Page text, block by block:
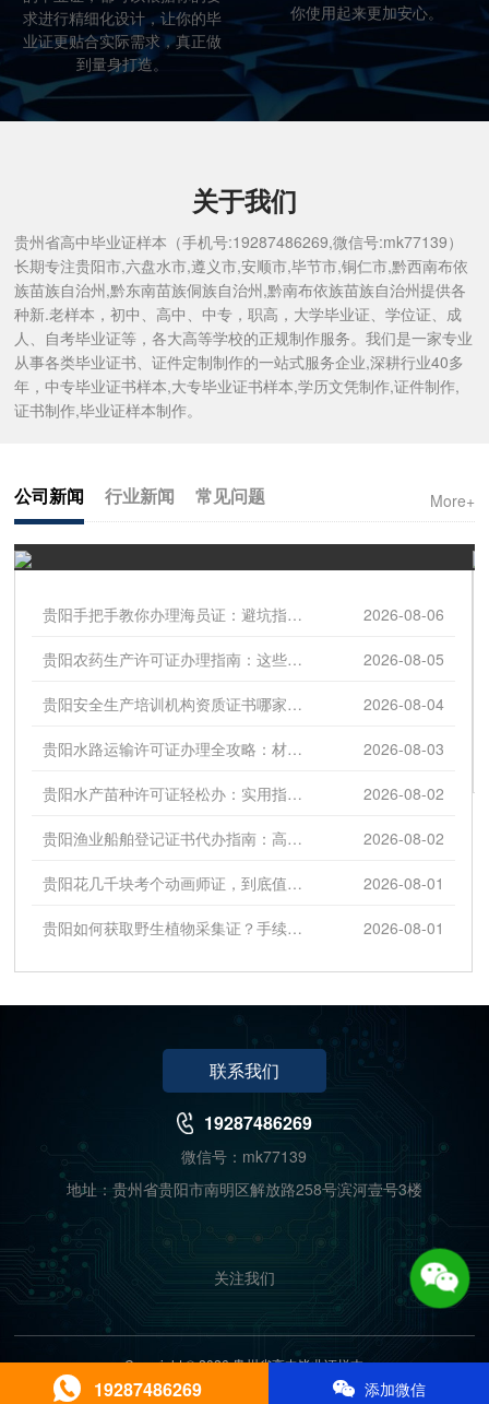
求进行精细化设计，让你的毕
业证更贴合实际需求，真正做
到量身打造。
你使用起来更加安心。
关于我们
贵州省高中毕业证样本（手机号:19287486269,微信号:mk77139）
长期专注贵阳市,六盘水市,遵义市,安顺市,毕节市,铜仁市,黔西南布依
族苗族自治州,黔东南苗族侗族自治州,黔南布依族苗族自治州提供各
种新.老样本，初中、高中、中专，职高，大学毕业证、学位证、成
人、自考毕业证等，各大高等学校的正规制作服务。我们是一家专业
从事各类毕业证书、证件定制制作的一站式服务企业,深耕行业40多
年，中专毕业证书样本,大专毕业证书样本,学历文凭制作,证件制作,
证书制作,毕业证样本制作。
公司新闻 行业新闻 常见问题 More+
贵阳手把手教你办理海员证：避坑指南与靠谱机构推荐 2026-08-06
贵阳农药生产许可证办理指南：这些条件缺一不可 2026-08-05
贵阳安全生产培训机构资质证书哪家办可靠？避免猫腻有这些妙招！ 2026-08-04
贵阳水路运输许可证办理全攻略：材料清单 流程详解 2026-08-03
贵阳水产苗种许可证轻松办：实用指南 必备条件大放送 2026-08-02
贵阳渔业船舶登记证书代办指南：高效避坑攻略 虚假证识别秘诀 2026-08-02
贵阳花几千块考个动画师证，到底值不值？内行人揭开行业潜规则 2026-08-01
贵阳如何获取野生植物采集证？手续风险这样避开？ 2026-08-01
联系我们
19287486269
微信号：mk77139
地址：贵州省贵阳市南明区解放路258号滨河壹号3楼
关注我们
Copyright © 2026 贵州省高中毕业证样本
贵州省ICP12345678
技术支持:千百度
19287486269 添加微信